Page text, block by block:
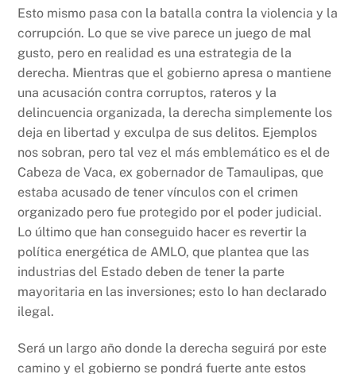
Esto mismo pasa con la batalla contra la violencia y la
corrupción. Lo que se vive parece un juego de mal
gusto, pero en realidad es una estrategia de la
derecha. Mientras que el gobierno apresa o mantiene
una acusación contra corruptos, rateros y la
delincuencia organizada, la derecha simplemente los
deja en libertad y exculpa de sus delitos. Ejemplos
nos sobran, pero tal vez el más emblemático es el de
Cabeza de Vaca, ex gobernador de Tamaulipas, que
estaba acusado de tener vínculos con el crimen
organizado pero fue protegido por el poder judicial.
Lo último que han conseguido hacer es revertir la
política energética de AMLO, que plantea que las
industrias del Estado deben de tener la parte
mayoritaria en las inversiones; esto lo han declarado
ilegal.
Será un largo año donde la derecha seguirá por este
camino y el gobierno se pondrá fuerte ante estos